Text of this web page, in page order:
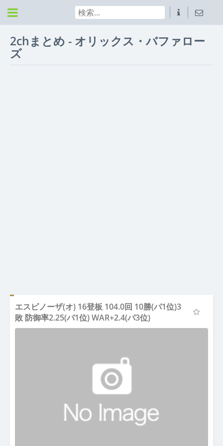
2chまとめ - オリックス・バファロー
ズ
エスピノーザ(オ) 16登板 104.0回 10勝(パ1位)3
敗 防御率2.25(パ1位) WAR+2.4(パ3位)